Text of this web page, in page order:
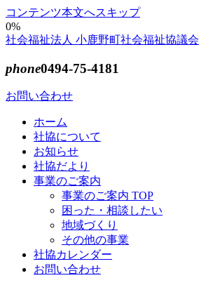
コンテンツ本文へスキップ
0%
社会福祉法人 小鹿野町社会福祉協議会
phone0494-75-4181
お問い合わせ
ホーム
社協について
お知らせ
社協だより
事業のご案内
事業のご案内 TOP
困った・相談したい
地域づくり
その他の事業
社協カレンダー
お問い合わせ